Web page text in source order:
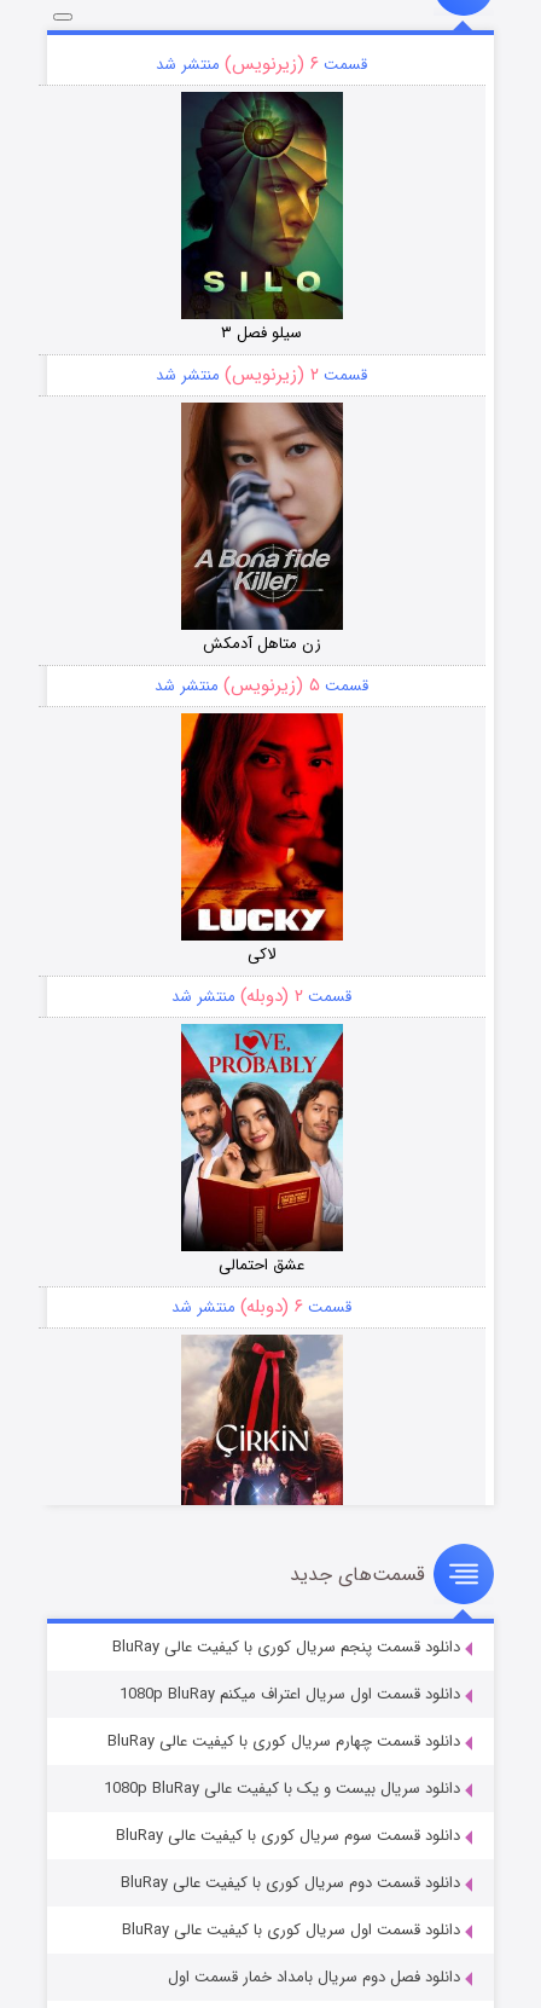
قسمت ۶ (زیرنویس) منتشر شد
سیلو فصل ۳
قسمت ۲ (زیرنویس) منتشر شد
زن متاهل آدمکش
قسمت ۵ (زیرنویس) منتشر شد
لاکی
قسمت ۲ (دوبله) منتشر شد
عشق احتمالی
قسمت ۶ (دوبله) منتشر شد
سریال زشت
قسمت۵ (زیرنویس) منتشر شد
وستی ها
قسمت۱ (زیرنویس) منتشر شد
قسمت‌های جدید
دانلود قسمت پنجم سریال کوری با کیفیت عالی BluRay
دانلود قسمت اول سریال اعتراف میکنم 1080p BluRay
دانلود قسمت چهارم سریال کوری با کیفیت عالی BluRay
دانلود سریال بیست و یک با کیفیت عالی 1080p BluRay
دانلود قسمت سوم سریال کوری با کیفیت عالی BluRay
دانلود قسمت دوم سریال کوری با کیفیت عالی BluRay
دانلود قسمت اول سریال کوری با کیفیت عالی BluRay
دانلود فصل دوم سریال بامداد خمار قسمت اول